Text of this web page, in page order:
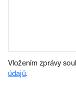
Vložením zprávy
údajů.